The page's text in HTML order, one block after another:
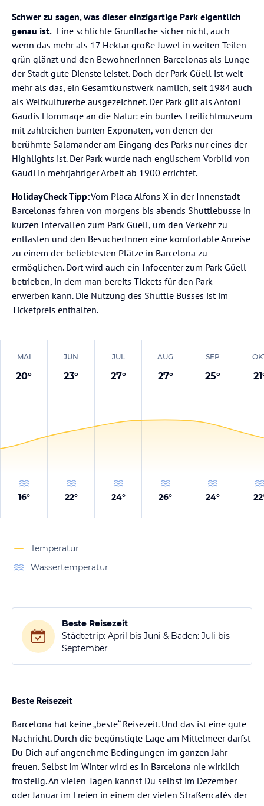
Schwer zu sagen, was dieser einzigartige Park eigentlich
genau ist. Eine schlichte Grünfläche sicher nicht, auch
wenn das mehr als 17 Hektar große Juwel in weiten Teilen
grün glänzt und den BewohnerInnen Barcelonas als Lunge
der Stadt gute Dienste leistet. Doch der Park Güell ist weit
mehr als das, ein Gesamtkunstwerk nämlich, seit 1984 auch
als Weltkulturerbe ausgezeichnet. Der Park gilt als Antoni
Gaudís Hommage an die Natur: ein buntes Freilichtmuseum
mit zahlreichen bunten Exponaten, von denen der
berühmte Salamander am Eingang des Parks nur eines der
Highlights ist. Der Park wurde nach englischem Vorbild von
Gaudí in mehrjähriger Arbeit ab 1900 errichtet.
HolidayCheck Tipp:Vom Placa Alfons X in der Innenstadt
Barcelonas fahren von morgens bis abends Shuttlebusse in
kurzen Intervallen zum Park Güell, um den Verkehr zu
entlasten und den BesucherInnen eine komfortable Anreise
zu einem der beliebtesten Plätze in Barcelona zu
ermöglichen. Dort wird auch ein Infocenter zum Park Güell
betrieben, in dem man bereits Tickets für den Park
erwerben kann. Die Nutzung des Shuttle Busses ist im
Ticketpreis enthalten.
MAI
20°
16°
JUN
23°
22°
JUL
27°
24°
AUG
27°
26°
SEP
25°
24°
21
22
Temperatur
Wassertemperatur
Beste Reisezeit
Städtetrip: April bis Juni & Baden: Juli bis
September
Beste Reisezeit
Barcelona hat keine „beste“ Reisezeit. Und das ist eine gute
Nachricht. Durch die begünstigte Lage am Mittelmeer darfst
Du Dich auf angenehme Bedingungen im ganzen Jahr
freuen. Selbst im Winter wird es in Barcelona nie wirklich
fröstelig. An vielen Tagen kannst Du selbst im Dezember
oder Januar im Freien in einem der vielen Straßencafés der